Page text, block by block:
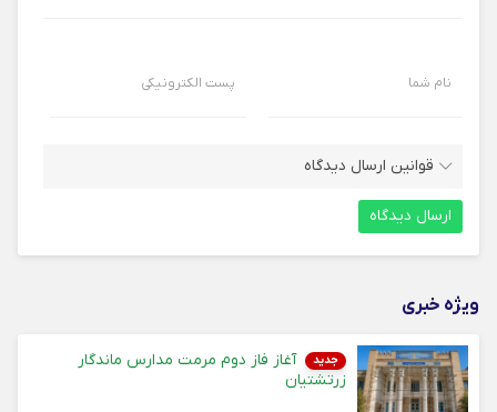
نام شما پست الکترونیکی
قوانین ارسال دیدگاه
ویژه خبری
جدید
آغاز فاز دوم مرمت مدارس ماندگار
زرتشتیان